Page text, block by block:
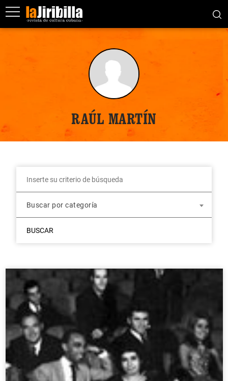
RAÚL MARTÍN
Buscar por categoría
BUSCAR